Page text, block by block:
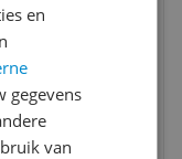
en
gegevens
van